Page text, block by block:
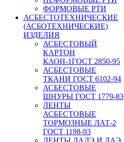
ФОРМОВЫЕ РТИ
АСБЕСТОТЕХНИЧЕСКИЕ
(АСБОТЕХНИЧЕСКИЕ)
ИЗДЕЛИЯ
АСБЕСТОВЫЙ
КАРТОН
КАОН-1ГОСТ 2850-95
АСБЕСТОВЫЕ
ТКАНИ ГОСТ 6102-94
АСБЕСТОВЫЕ
ШНУРЫ ГОСТ 1779-83
ЛЕНТЫ
АСБЕСТОВЫЕ
ТОРМОЗНЫЕ ЛАТ-2
ГОСТ 1198-93